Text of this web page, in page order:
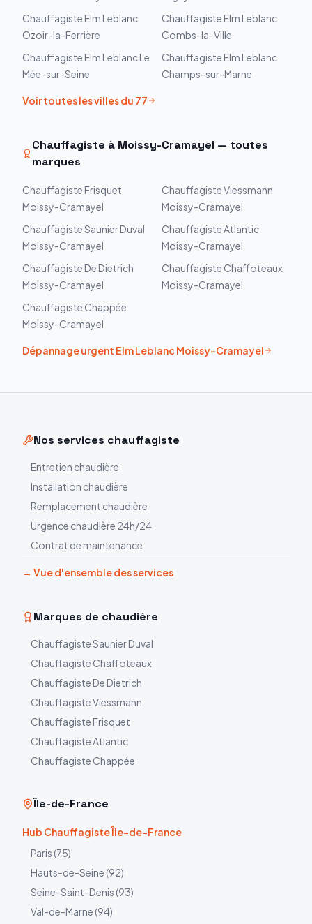
Chauffagiste Elm Leblanc
Ozoir-la-Ferrière
Chauffagiste Elm Leblanc
Combs-la-Ville
Chauffagiste Elm LeblancLe
Mée-sur-Seine
Chauffagiste Elm Leblanc
Champs-sur-Marne
Voir toutes les villes du 77
Chauffagiste à Moissy-Cramayel — toutes
marques
Chauffagiste Frisquet
Moissy-Cramayel
ChauffagisteViessmann
Moissy-Cramayel
ChauffagisteSaunier Duval
Moissy-Cramayel
ChauffagisteAtlantic
Moissy-Cramayel
Chauffagiste De Dietrich
Moissy-Cramayel
Chauffagiste Chaffoteaux
Moissy-Cramayel
Chauffagiste Chappée
Moissy-Cramayel
Dépannage urgent Elm Leblanc Moissy-Cramayel
Nos services chauffagiste
Entretien chaudière
Installation chaudière
Remplacement chaudière
Urgence chaudière 24h/24
Contrat de maintenance
→ Vue d'ensemble des services
Marques de chaudière
ChauffagisteSaunier Duval
Chauffagiste Chaffoteaux
Chauffagiste De Dietrich
ChauffagisteViessmann
Chauffagiste Frisquet
ChauffagisteAtlantic
Chauffagiste Chappée
Île-de-France
Hub Chauffagiste Île-de-France
Paris (75)
Hauts-de-Seine (92)
Seine-Saint-Denis (93)
Val-de-Marne (94)